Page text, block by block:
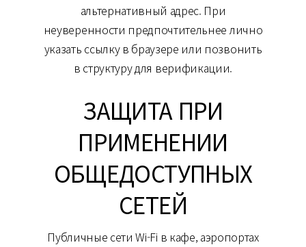
альтернативный адрес. При
неуверенности предпочтительнее лично
указать ссылку в браузере или позвонить
в структуру для верификации.
ЗАЩИТА ПРИ
ПРИМЕНЕНИИ
ОБЩЕДОСТУПНЫХ
СЕТЕЙ
Публичные сети Wi-Fi в кафе, аэропортах